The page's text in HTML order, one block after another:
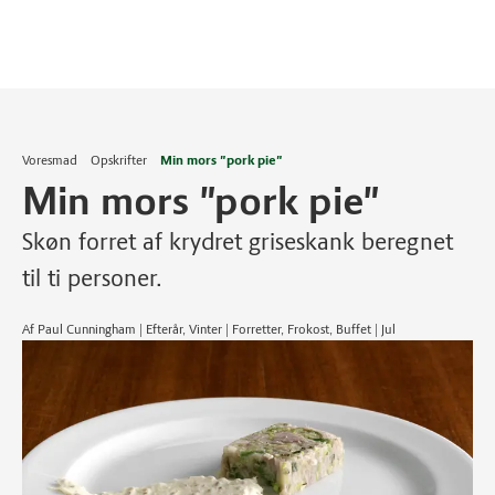
Voresmad Opskrifter Min mors "pork pie"
Min mors "pork pie"
Skøn forret af krydret griseskank beregnet
til ti personer.
Af Paul Cunningham | Efterår, Vinter | Forretter, Frokost, Buffet | Jul